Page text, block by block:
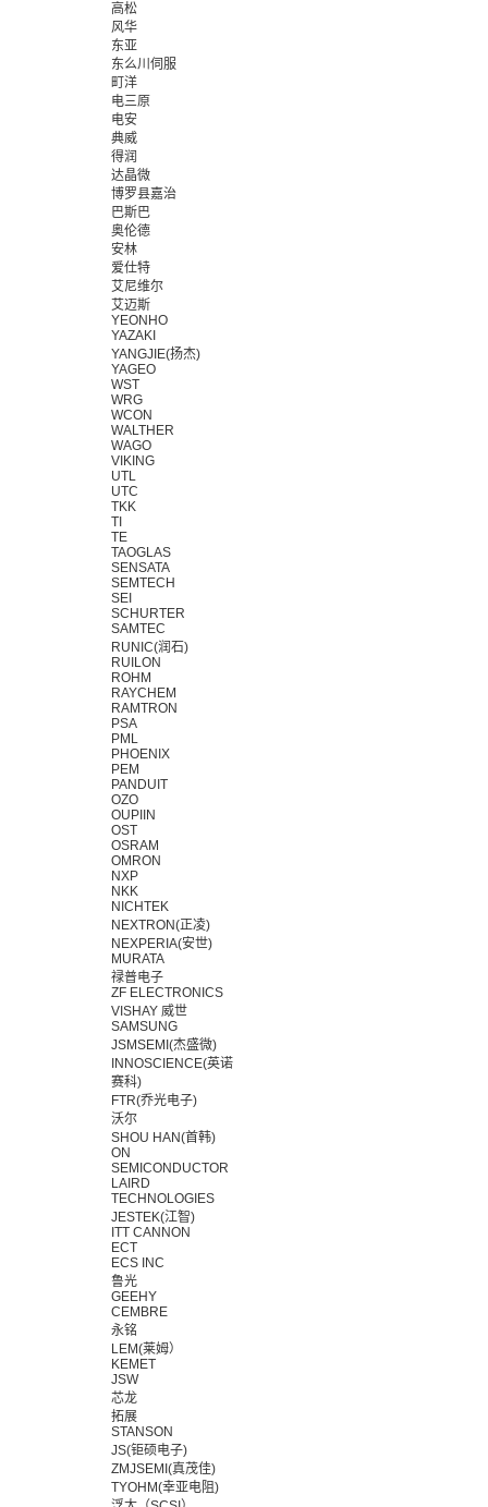
高松
风华
东亚
东么川伺服
町洋
电三原
电安
典威
得润
达晶微
博罗县嘉治
巴斯巴
奥伦德
安林
爱仕特
艾尼维尔
艾迈斯
YEONHO
YAZAKI
YANGJIE(扬杰)
YAGEO
WST
WRG
WCON
WALTHER
WAGO
VIKING
UTL
UTC
TKK
TI
TE
TAOGLAS
SENSATA
SEMTECH
SEI
SCHURTER
SAMTEC
RUNIC(润石)
RUILON
ROHM
RAYCHEM
RAMTRON
PSA
PML
PHOENIX
PEM
PANDUIT
OZO
OUPIIN
OST
OSRAM
OMRON
NXP
NKK
NICHTEK
NEXTRON(正凌)
NEXPERIA(安世)
MURATA
禄普电子
ZF ELECTRONICS
VISHAY 威世
SAMSUNG
JSMSEMI(杰盛微)
INNOSCIENCE(英诺
赛科)
FTR(乔光电子)
沃尔
SHOU HAN(首韩)
ON
SEMICONDUCTOR
LAIRD
TECHNOLOGIES
JESTEK(江智)
ITT CANNON
ECT
ECS INC
鲁光
GEEHY
CEMBRE
永铭
LEM(莱姆）
KEMET
JSW
芯龙
拓展
STANSON
JS(钜硕电子)
ZMJSEMI(真茂佳)
TYOHM(幸亚电阻)